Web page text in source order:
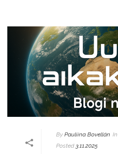
By Pauliina Bovellán In
Posted 3.11.2025